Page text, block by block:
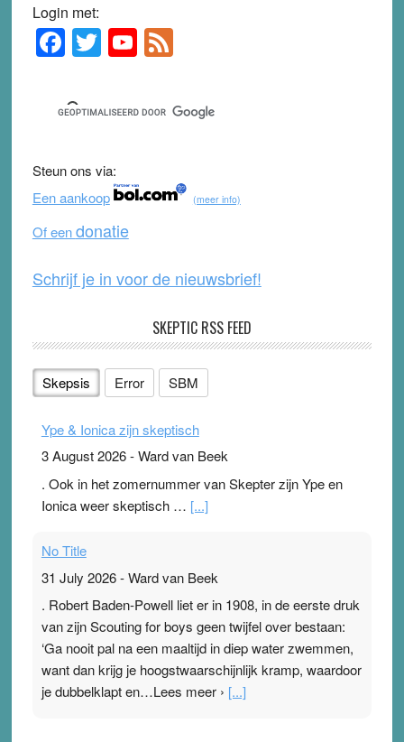
Login met:
Primary
Sidebar
F
a
c
e
b
o
o
k
T
wi
tt
er
Y
o
u
T
b
e
F
e
d
Steun ons via:
Een aankoop
(meer info)
Of eendonatie
Schrijf je in voor de nieuwsbrief!
SKEPTIC RSS FEED
Skepsis Error SBM
Ype & Ionica zijn skeptisch
3 August 2026-Ward van Beek
. Ook in het zomernummer van Skepter zijn Ype en
Ionica weer skeptisch … [...]
No Title
31 July 2026-Ward van Beek
. Robert Baden-Powell liet er in 1908, in de eerste druk
van zijn Scouting for boys geen twijfel over bestaan:
‘Ga nooit pal na een maaltijd in diep water zwemmen,
want dan krijg je hoogstwaarschijnlijk kramp, waardoor
je dubbelklapt en…Lees meer › [...]